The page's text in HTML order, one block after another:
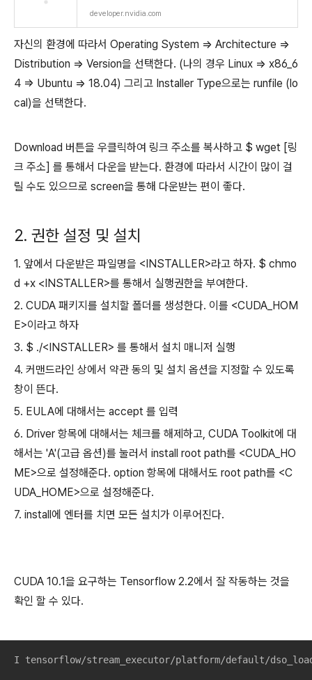
developer.nvidia.com
자신의 환경에 따라서 Operating System => Architecture =>
Distribution => Version을 선택한다. (나의 경우 Linux => x86_6
4 => Ubuntu => 18.04) 그리고 Installer Type으로는 runfile (lo
cal)을 선택한다.
Download 버튼을 우클릭하여 링크 주소를 복사하고 $ wget [링
크 주소] 를 통해서 다운을 받는다. 환경에 따라서 시간이 많이 걸
릴 수도 있으므로 screen을 통해 다운받는 편이 좋다.
2. 권한 설정 및 설치
1. 앞에서 다운받은 파일명을 <INSTALLER>라고 하자. $ chmo
d +x <INSTALLER>를 통해서 실행권한을 부여한다.
2. CUDA 패키지를 설치할 폴더를 생성한다. 이를 <CUDA_HOM
E>이라고 하자
3. $ ./<INSTALLER> 를 통해서 설치 매니저 실행
4. 커맨드라인 상에서 약관 동의 및 설치 옵션을 지정할 수 있도록
창이 뜬다.
5. EULA에 대해서는 accept 를 입력
6. Driver 항목에 대해서는 체크를 해제하고, CUDA Toolkit에 대
해서는 'A'(고급 옵션)를 눌러서 install root path를 <CUDA_HO
ME>으로 설정해준다. option 항목에 대해서도 root path를 <C
UDA_HOME>으로 설정해준다.
7. install에 엔터를 치면 모든 설치가 이루어진다.
CUDA 10.1을 요구하는 Tensorflow 2.2에서 잘 작동하는 것을
확인 할 수 있다.
I tensorflow/stream_executor/platform/default/